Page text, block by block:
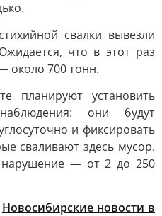
свалки вывезли
что в этот раз
около 700 тонн.
планируют установить
они будут
и фиксировать
сваливают здесь мусор.
— от 2 до 250
Новосибирские новости в